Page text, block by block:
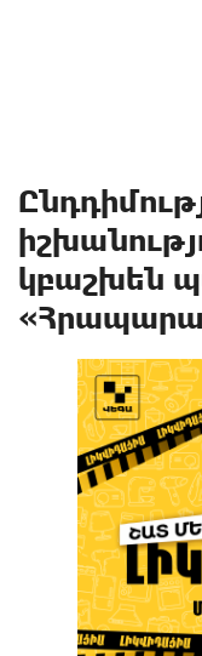
կբաշխեն